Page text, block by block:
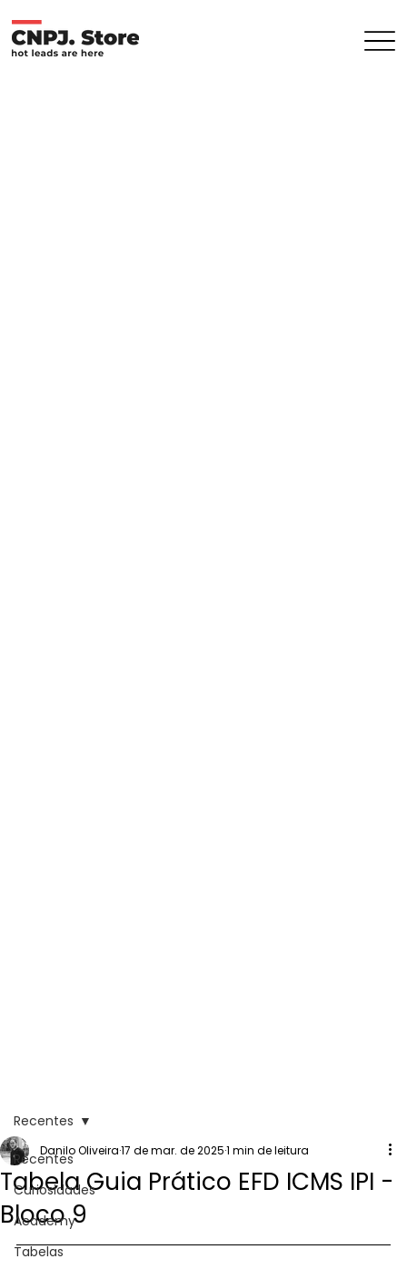
Recentes
Curiosidades
Academy
Tabelas
Recentes
Tabela Guia Prático EFD ICMS IPI -
Bloco 9
Danilo Oliveira17 de mar. de 20251 min de leitura